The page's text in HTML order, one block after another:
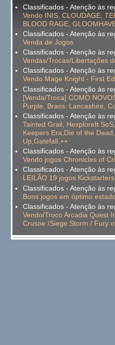
Classificados - Atenção às
Vendo INIS, CLOUDAGE,
BLOOD RAGE,
Classificados - Atenção às
Venda de Jogos
Classificados - Atenção às
Vendas/Trocas/Libertações
Classificados - Atenção às
Vendo Mage Knight - First
Classificados - Atenção às
[Venda/Troca] COMO
Purple, Brass: Lancashire,
Classificados - Atenção às
Tainted Grail, HexploreIt
Keepers Era,Die of the
Up,Gatefall,++
Classificados - Atenção às
Vendo jogos Chronicles of
Classificados - Atenção às
LEILÃO 19 jogos
Classificados - Atenção às
Bons jogos em óptimo
Classificados - Atenção às
Vendo/Troco Arcadia Quest
Crusoe /Siege Storm / Fury